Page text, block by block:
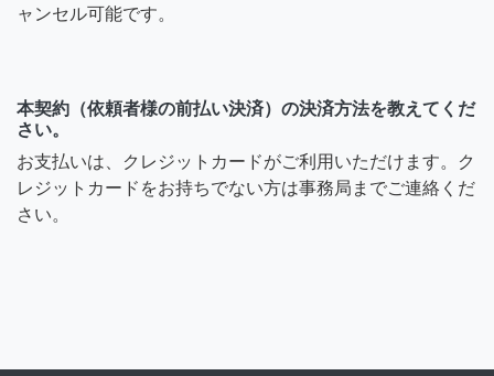
ャンセル可能です。
本契約（依頼者様の前払い決済）の決済方法を教えてくだ
さい。
お支払いは、クレジットカードがご利用いただけます。ク
レジットカードをお持ちでない方は事務局までご連絡くだ
さい。